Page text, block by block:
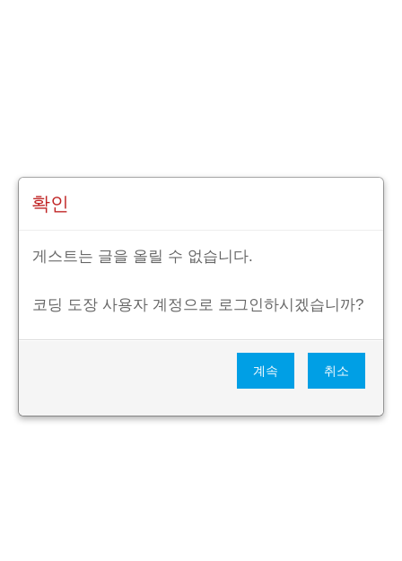
확인
게스트는 글을 올릴 수 없습니다.
코딩 도장 사용자 계정으로 로그인하시겠습니까?